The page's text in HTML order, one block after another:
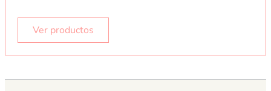
Ver productos